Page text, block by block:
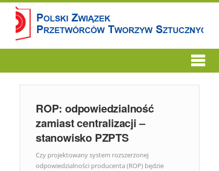
ROP: odpowiedzialność
zamiast centralizacji –
stanowisko PZPTS
Czy projektowany system rozszerzonej
odpowiedzialności producenta (ROP) będzie